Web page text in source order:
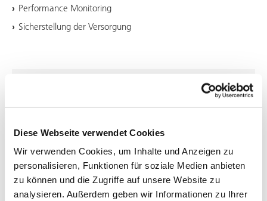
Diese Webseite verwendet Cookies
Wir verwenden Cookies, um Inhalte und Anzeigen zu
personalisieren, Funktionen für soziale Medien anbieten
zu können und die Zugriffe auf unsere Website zu
analysieren. Außerdem geben wir Informationen zu Ihrer
Performance Monitoring
Sicherstellung der Versorgung